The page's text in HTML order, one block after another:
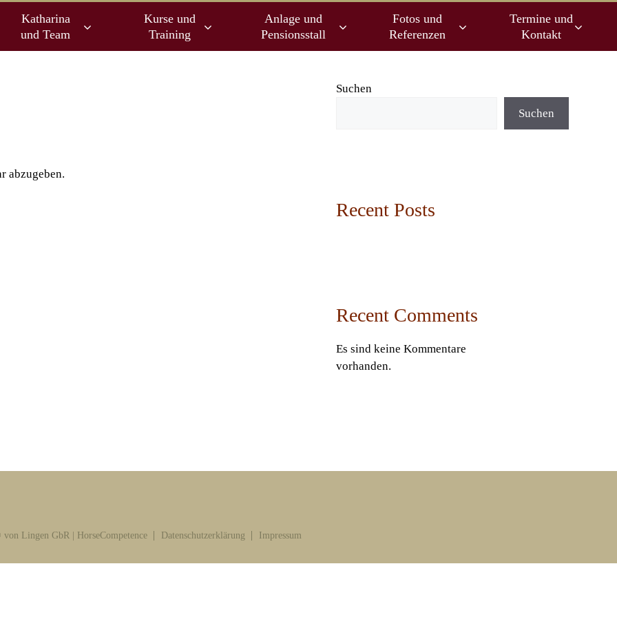
Katharina
und Team
Kurse und
Training
Anlage und
Pensionsstall
Fotos und
Referenzen
Termine und
Kontakt
abzugeben.
Suchen
Suchen
Recent Posts
Recent Comments
Es sind keine Kommentare
vorhanden.
Lingen GbR | HorseCompetence Datenschutzerklärung Impressum